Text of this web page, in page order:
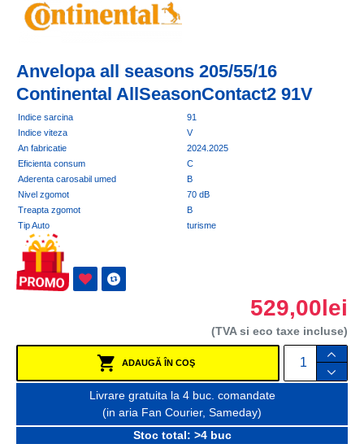
Anvelopa all seasons 205/55/16
Continental AllSeasonContact2 91V
Indice sarcina
91
Indice viteza
V
An fabricatie
2024.2025
Eficienta consum
C
Aderenta carosabil umed
B
Nivel zgomot
70 dB
Treapta zgomot
B
Tip Auto
turisme
529,00lei
(TVA si eco taxe incluse)
ADAUGĂ ÎN COŞ
Livrare gratuita la 4 buc. comandate
(in aria Fan Courier, Sameday)
Stoc total: >4 buc